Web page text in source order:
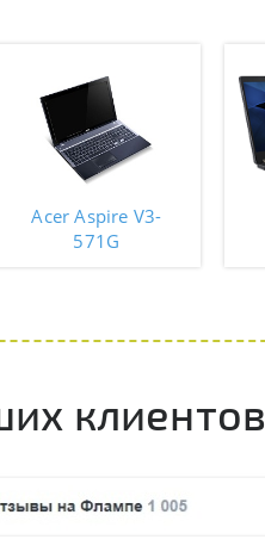
Acer Aspire V3-
571G
клиентов